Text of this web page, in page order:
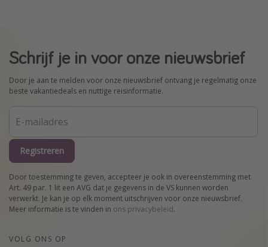
Schrijf je in voor onze nieuwsbrief
Door je aan te melden voor onze nieuwsbrief ontvang je regelmatig onze
beste vakantiedeals en nuttige reisinformatie.
Registreren
Door toestemming te geven, accepteer je ook in overeenstemming met
Art. 49 par. 1 lit een AVG dat je gegevens in de VS kunnen worden
verwerkt. Je kan je op elk moment uitschrijven voor onze nieuwsbrief.
Meer informatie is te vinden in ons privacybeleid.
VOLG ONS OP